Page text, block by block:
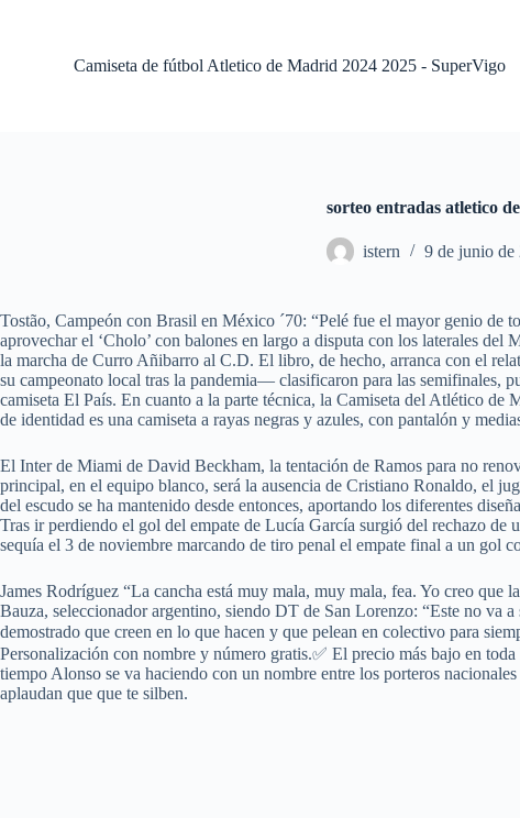
d
o
Camiseta de fútbol Atletico de Madrid 2024 2025 - SuperVigo
sorteo entradas atletico
istern 9 de junio de
Tostão, Campeón con Brasil en México ´70: “Pelé fue el mayor genio de
aprovechar el ‘Cholo’ con balones en largo a disputa con los laterales
la marcha de Curro Añibarro al C.D. El libro, de hecho, arranca con el
su campeonato local tras la pandemia— clasificaron para las semifinales,
camiseta El País. En cuanto a la parte técnica, la Camiseta del Atlético
de identidad es una camiseta a rayas negras y azules, con pantalón y
El Inter de Miami de David Beckham, la tentación de Ramos para no
principal, en el equipo blanco, será la ausencia de Cristiano Ronaldo, el
del escudo se ha mantenido desde entonces, aportando los diferentes
Tras ir perdiendo el gol del empate de Lucía García surgió del rechazo
sequía el 3 de noviembre marcando de tiro penal el empate final a un gol
James Rodríguez “La cancha está muy mala, muy mala, fea. Yo creo que
Bauza, seleccionador argentino, siendo DT de San Lorenzo: “Este no va
demostrado que creen en lo que hacen y que pelean en colectivo para
Personalización con nombre y número gratis.✅ El precio más bajo en
tiempo Alonso se va haciendo con un nombre entre los porteros
aplaudan que que te silben.